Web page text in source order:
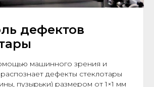
дефектов
машинного зрения и
дефекты стеклотары
пузырьки) размером от 1×1 мм